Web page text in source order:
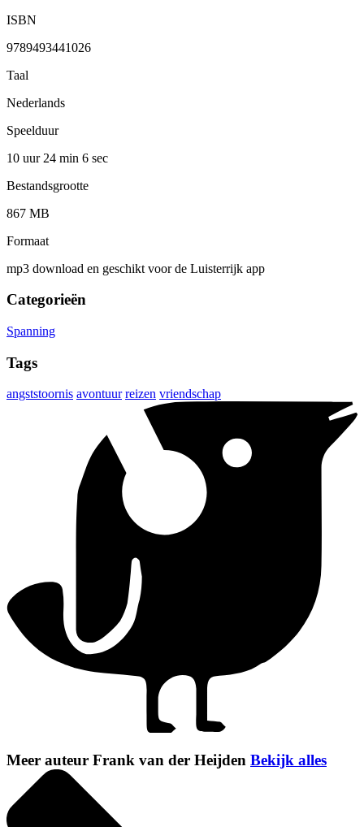
ISBN
9789493441026
Taal
Nederlands
Speelduur
10 uur 24 min 6 sec
Bestandsgrootte
867 MB
Formaat
mp3 download en geschikt voor de Luisterrijk app
Categorieën
Spanning
Tags
angststoornis avontuur reizen vriendschap
Meer auteur Frank van der Heijden Bekijk alles